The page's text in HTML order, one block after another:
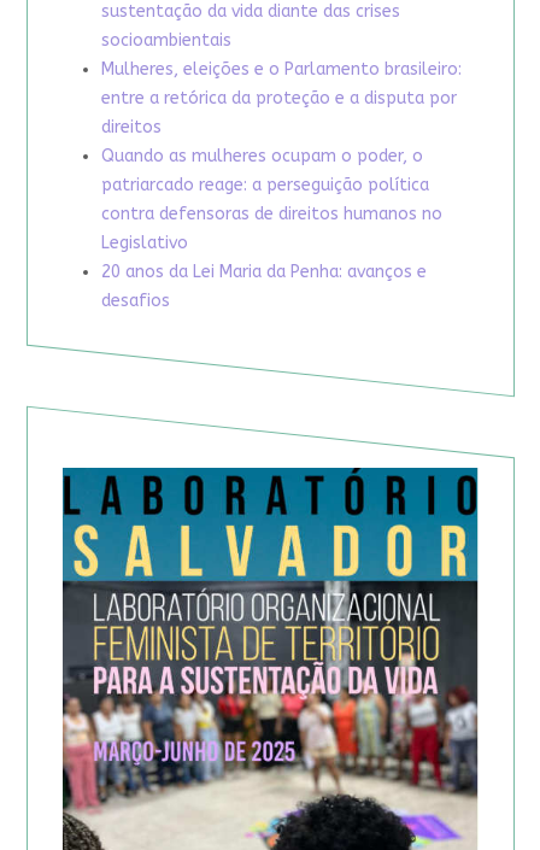
sustentação da vida diante das crises
socioambientais
Mulheres, eleições e o Parlamento brasileiro:
entre a retórica da proteção e a disputa por
direitos
Quando as mulheres ocupam o poder, o
patriarcado reage: a perseguição política
contra defensoras de direitos humanos no
Legislativo
20 anos da Lei Maria da Penha: avanços e
desafios